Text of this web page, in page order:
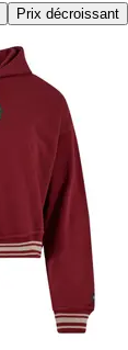
Prix décroissant